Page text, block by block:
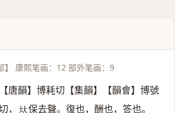
】 康熙笔画：12 部外笔画：9
【唐韻】博耗切【集韻】【韻會】博號
，
保去聲。復也，酬也，答也。